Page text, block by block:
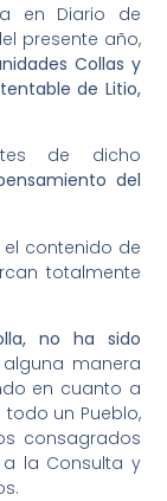
en Diario de
presente año,
Collas y
de Litio,
de dicho
del
contenido de
totalmente
no ha sido
manera
en cuanto a
un Pueblo,
consagrados
a la Consulta y